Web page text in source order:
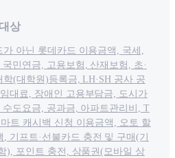
상
가 아닌 롯데카드 이용금액, 국세,
민연금, 고용보험, 산재보험, 초·
학(대학원)등록금, LH·SH 공사 공
대료, 장애인 고용부담금, 도시가
수도요금, 공과금, 아파트관리비, T
트 캐시백 신청 이용금액, 오토 할
기프트·선불카드 충전 및 구매(기
), 포인트 충전, 상품권(모바일 상